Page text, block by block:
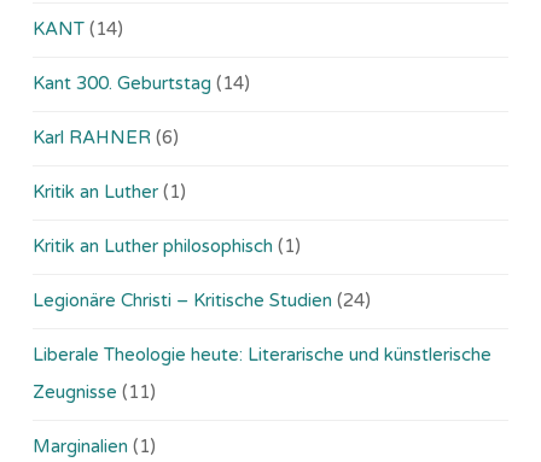
KANT (14)
Kant 300. Geburtstag (14)
Karl RAHNER (6)
Kritik an Luther (1)
Kritik an Luther philosophisch (1)
Legionäre Christi – Kritische Studien (24)
Liberale Theologie heute: Literarische und künstlerische
Zeugnisse (11)
Marginalien (1)